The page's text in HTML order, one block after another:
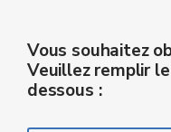
Vous souhaitez
Veuillez remplir
dessous :